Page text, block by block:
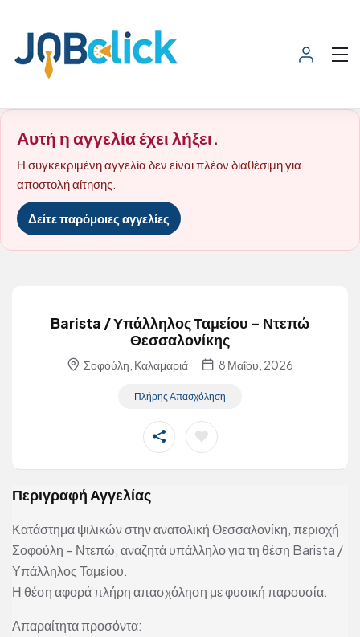
Αυτή η αγγελία έχει λήξει.
Η συγκεκριμένη αγγελία δεν είναι πλέον διαθέσιμη για
αποστολή αίτησης.
Δείτε παρόμοιες αγγελίες
Barista / Υπάλληλος Ταμείου – Ντεπώ
Θεσσαλονίκης
Σοφούλη, Καλαμαριά 8 Μαΐου, 2026
Πλήρης Απασχόληση
Περιγραφή Αγγελίας
Κατάστημα ψιλικών στην ανατολική Θεσσαλονίκη, περιοχή
Σοφούλη – Ντεπώ, αναζητά υπάλληλο για τη θέση Barista /
Υπάλληλος Ταμείου.
Η θέση αφορά πλήρη απασχόληση με φυσική παρουσία.
Απαραίτητα προσόντα: